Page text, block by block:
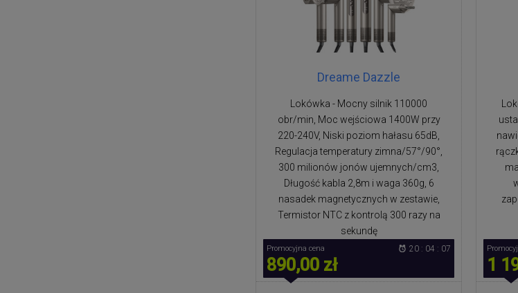
Dreame Dazzle
Lokówka - Mocny silnik 110000
obr/min, Moc wejściowa 1400W przy
220-240V, Niski poziom hałasu 65dB,
Regulacja temperatury zimna/57°/90°,
300 milionów jonów ujemnych/cm3,
Długość kabla 2,8m i waga 360g, 6
nasadek magnetycznych w zestawie,
Termistor NTC z kontrolą 300 razy na
sekundę
Promocyjna cena
890,00 zł
20 : 04 : 07
1